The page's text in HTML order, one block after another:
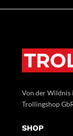
Von der Wildnis
Trollingshop
SHOP